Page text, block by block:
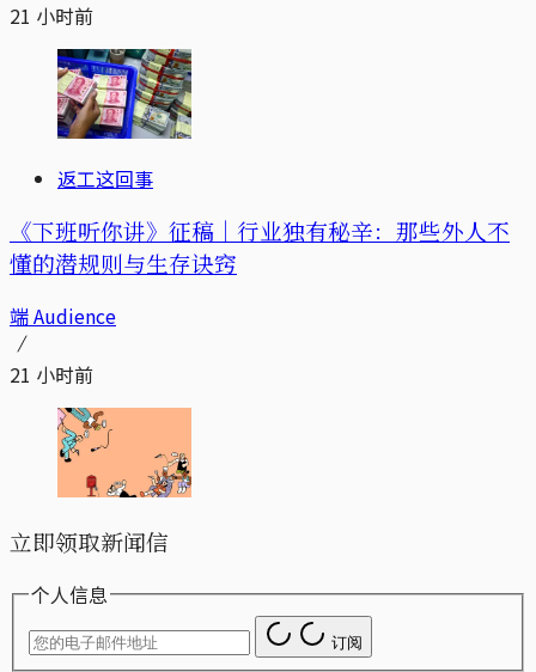
21 小时前
返工这回事
《下班听你讲》征稿｜行业独有秘辛：那些外人不
懂的潜规则与生存诀窍
端 Audience
21 小时前
立即领取新闻信
个人信息
订阅